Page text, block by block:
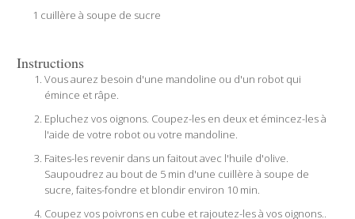
1 cuillère à soupe de sucre
Instructions
Vous aurez besoin d'une mandoline ou d'un robot qui
émince et râpe.
Epluchez vos oignons. Coupez-les en deux et émincez-les à
l'aide de votre robot ou votre mandoline.
Faites-les revenir dans un faitout avec l'huile d'olive.
Saupoudrez au bout de 5 min d'une cuillère à soupe de
sucre, faites-fondre et blondir environ 10 min.
Coupez vos poivrons en cube et rajoutez-les à vos oignons..